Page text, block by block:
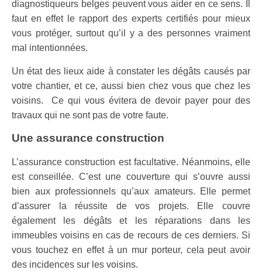
diagnostiqueurs belges peuvent vous aider en ce sens. Il
faut en effet le rapport des experts certifiés pour mieux
vous protéger, surtout qu’il y a des personnes vraiment
mal intentionnées.
Un état des lieux aide à constater les dégâts causés par
votre chantier, et ce, aussi bien chez vous que chez les
voisins. Ce qui vous évitera de devoir payer pour des
travaux qui ne sont pas de votre faute.
Une assurance construction
L’assurance construction est facultative. Néanmoins, elle
est conseillée. C’est une couverture qui s’ouvre aussi
bien aux professionnels qu’aux amateurs. Elle permet
d’assurer la réussite de vos projets. Elle couvre
également les dégâts et les réparations dans les
immeubles voisins en cas de recours de ces derniers. Si
vous touchez en effet à un mur porteur, cela peut avoir
des incidences sur les voisins.